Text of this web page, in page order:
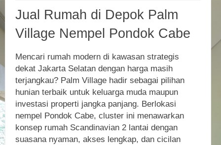
Jual Rumah di Depok Palm
Village Nempel Pondok Cabe
Mencari rumah modern di kawasan strategis
dekat Jakarta Selatan dengan harga masih
terjangkau? Palm Village hadir sebagai pilihan
hunian terbaik untuk keluarga muda maupun
investasi properti jangka panjang. Berlokasi
nempel Pondok Cabe, cluster ini menawarkan
konsep rumah Scandinavian 2 lantai dengan
suasana nyaman, akses lengkap, dan cicilan